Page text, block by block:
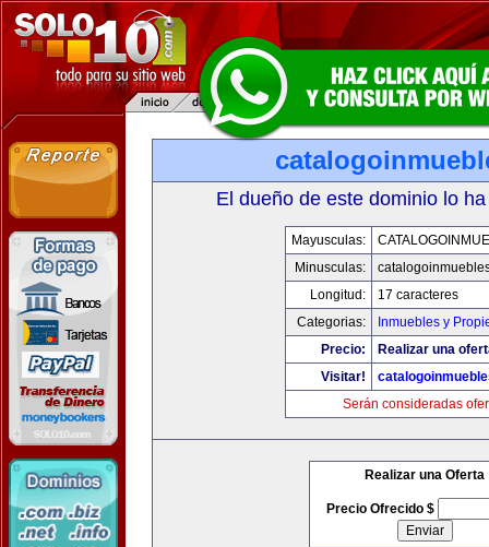
El dueño de este dominio lo
Mayusculas:
Minusculas:
Longitud:
17 caracteres
Categorias:
Inmuebles y
Precio:
Realizar una
Visitar!
Serán consideradas
Realizar una Oferta
Precio Ofrecido $